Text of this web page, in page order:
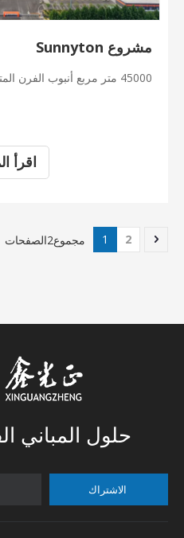
مشروع Sunnyton
45000 متر مربع أنبوب الفرن المتحجر حديقة الصب الصناعية
اقرأ
1 2 مجموع2الصفحات إلى
حلول المباني